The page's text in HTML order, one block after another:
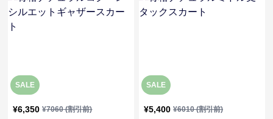
SALE
¥6,350 ¥7060(割引前)
SALE
¥5,400 ¥6010(割引前)